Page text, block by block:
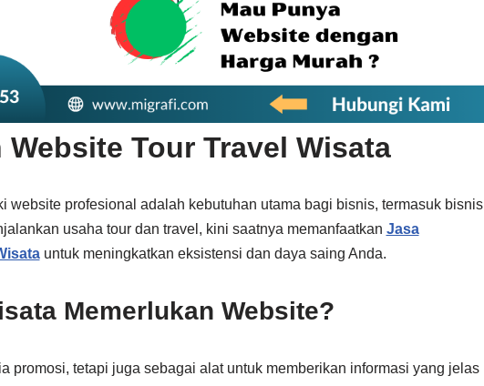
Tour Travel Wisata
website profesional adalah kebutuhan utama bagi bisnis, termasuk bisnis
usaha tour dan travel, kini saatnya memanfaatkan Jasa
untuk meningkatkan eksistensi dan daya saing Anda.
Memerlukan Website?
promosi, tetapi juga sebagai alat untuk memberikan informasi yang jelas